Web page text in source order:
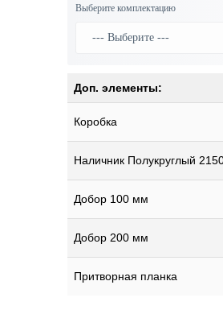
Выберите комплектацию
Доп. элементы:
Коробка
Наличник Полукруглый
Добор 100 мм
Добор 200 мм
Притворная планка